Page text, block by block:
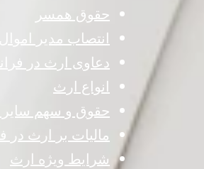
حقوق همسر
انتصاب مدیر اموال
دعاوی ارث در
انواع ارث
حقوق و سهم
مالیات بر ارث در
شرایط ویژه ارث